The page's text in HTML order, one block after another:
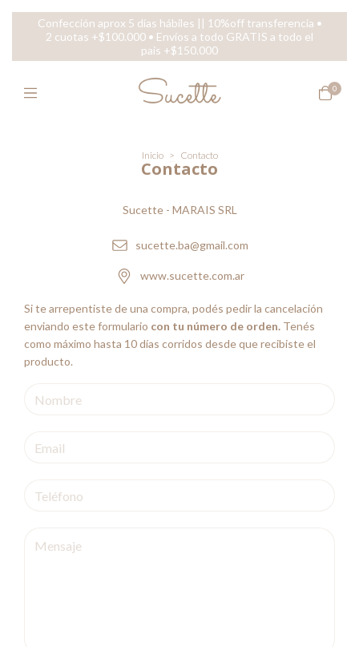
Confección aprox 5 días hábiles || 10%off transferencia •
2 cuotas +$100.000 • Envíos a todo GRATIS a todo el
pais +$150.000
0
Inicio > Contacto
Contacto
Sucette - MARAIS SRL
sucette.ba@gmail.com
www.sucette.com.ar
Si te arrepentiste de una compra, podés pedir la cancelación
enviando este formulario con tu número de orden. Tenés
como máximo hasta 10 días corridos desde que recibiste el
producto.